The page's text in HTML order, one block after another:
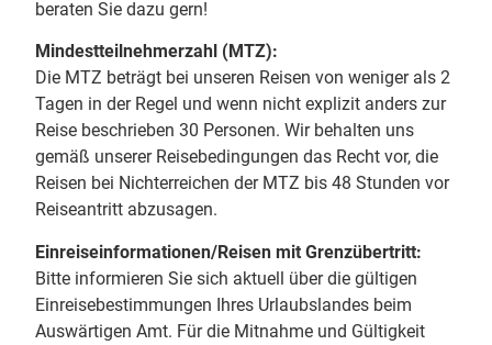
beraten Sie dazu gern!
Mindestteilnehmerzahl (MTZ):
Die MTZ beträgt bei unseren Reisen von weniger als 2
Tagen in der Regel und wenn nicht explizit anders zur
Reise beschrieben 30 Personen. Wir behalten uns
gemäß unserer Reisebedingungen das Recht vor, die
Reisen bei Nichterreichen der MTZ bis 48 Stunden vor
Reiseantritt abzusagen.
Einreiseinformationen/Reisen mit Grenzübertritt:
Bitte informieren Sie sich aktuell über die gültigen
Einreisebestimmungen Ihres Urlaubslandes beim
Auswärtigen Amt. Für die Mitnahme und Gültigkeit